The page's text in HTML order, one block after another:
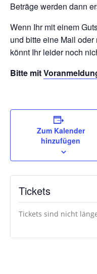
Beträge werden dann
Wenn Ihr mit einem
und bitte eine Mail
könnt Ihr leider noch
Bitte mit
Zum Kalender
hinzufügen
Tickets
Tickets sind nicht